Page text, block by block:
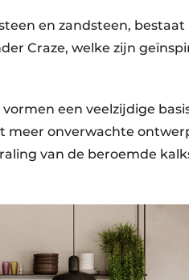
en zandsteen,
Craze, welke zijn
vormen een veelzijdige
onverwachte
van de beroemde